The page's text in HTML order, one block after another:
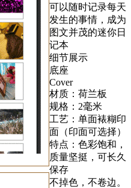
可以随时记录每天
发生的事情，成为
图文并茂的迷你日
记本
细节展示
底座
Cover
材质：荷兰板
规格：2毫米
工艺：单面裱糊印
面（印面可选择）
特点：色彩饱和，
质量坚挺，可长久
保存
不掉色，不卷边。